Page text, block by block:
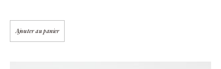
Ajouter au panier